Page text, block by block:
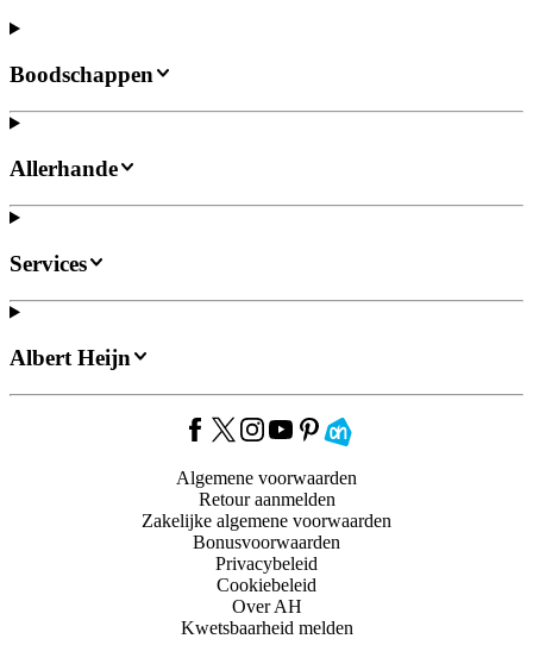
Boodschappen
Allerhande
Services
Albert Heijn
Algemene voorwaarden
Retour aanmelden
Zakelijke algemene voorwaarden
Bonusvoorwaarden
Privacybeleid
Cookiebeleid
Over AH
Kwetsbaarheid melden